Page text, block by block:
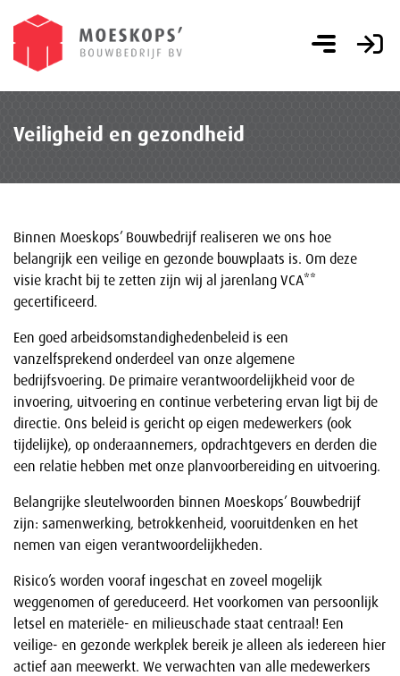
Veiligheid en gezondheid
Binnen Moeskops’ Bouwbedrijf realiseren we ons hoe
belangrijk een veilige en gezonde bouwplaats is. Om deze
visie kracht bij te zetten zijn wij al jarenlang VCA**
gecertificeerd.
Een goed arbeidsomstandighedenbeleid is een
vanzelfsprekend onderdeel van onze algemene
bedrijfsvoering. De primaire verantwoordelijkheid voor de
invoering, uitvoering en continue verbetering ervan ligt bij de
directie. Ons beleid is gericht op eigen medewerkers (ook
tijdelijke), op onderaannemers, opdrachtgevers en derden die
een relatie hebben met onze planvoorbereiding en uitvoering.
Belangrijke sleutelwoorden binnen Moeskops’ Bouwbedrijf
zijn: samenwerking, betrokkenheid, vooruitdenken en het
nemen van eigen verantwoordelijkheden.
Risico’s worden vooraf ingeschat en zoveel mogelijk
weggenomen of gereduceerd. Het voorkomen van persoonlijk
letsel en materiële- en milieuschade staat centraal! Een
veilige- en gezonde werkplek bereik je alleen als iedereen hier
actief aan meewerkt. We verwachten van alle medewerkers